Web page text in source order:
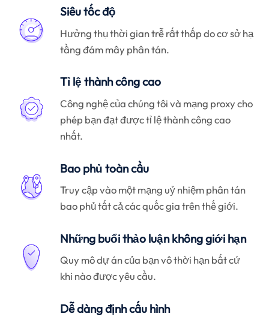
Siêu tốc độ
Hưởng thụ thời gian trễ rất thấp do cơ sở hạ
tầng đám mây phân tán.
Tỉ lệ thành công cao
Công nghệ của chúng tôi và mạng proxy cho
phép bạn đạt được tỉ lệ thành công cao
nhất.
Bao phủ toàn cầu
Truy cập vào một mạng uỷ nhiệm phân tán
bao phủ tất cả các quốc gia trên thế giới.
Những buổi thảo luận không giới hạn
Quy mô dự án của bạn vô thời hạn bất cứ
khi nào được yêu cầu.
Dễ dàng định cấu hình